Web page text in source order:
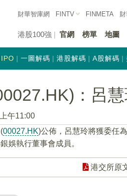
財華智庫網 FINTV FINMETA
港股100強 官網 榜單 地圖
一圖解碼 港股解碼 A股解碼
：呂
午11:00
00027.HK)公佈，呂慧玲將獲委任
娛執行董事會成員。
港交所原